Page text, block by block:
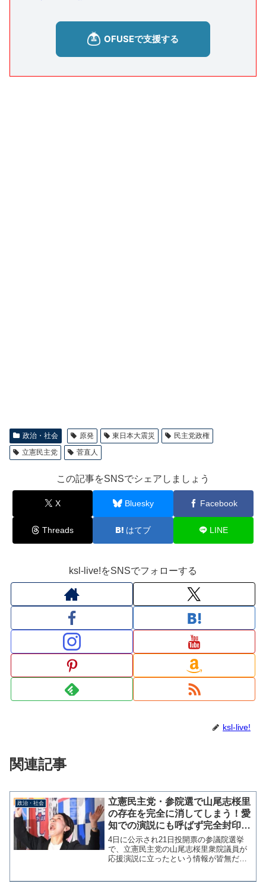
政治・社会 原発 東日本大震災
民主党政権
立憲民主党
菅直人
この記事をSNSでシェアしましょう
X Bluesky Facebook
Threads はてブ LINE
ksl-live!をSNSでフォローする
ksl-live!
関連記事
政治・社会
立憲民主党・参院選で山尾志桜里
の存在を完全に消してしまう！愛
知での演説にも呼ばず完全封印、
SNSも停止中
4日に公示され21日投開票の参議院選挙
で、立憲民主党の山尾志桜里衆院議員が
応援演説に立ったという情報が皆無だ。